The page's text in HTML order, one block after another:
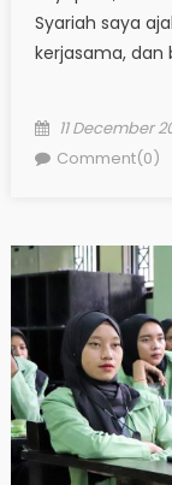
Syariah saya
kerjasama,
Posted
on
11 December
Comment(0)